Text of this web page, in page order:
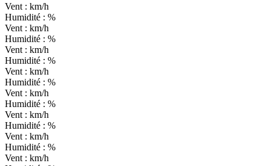
Vent : km/h
Humidité : %
Vent : km/h
Humidité : %
Vent : km/h
Humidité : %
Vent : km/h
Humidité : %
Vent : km/h
Humidité : %
Vent : km/h
Humidité : %
Vent : km/h
Humidité : %
Vent : km/h